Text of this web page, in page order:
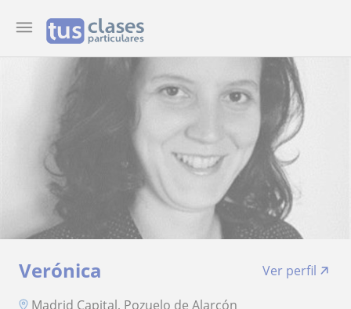
Verónica
Ver perfil
Madrid Capital, Pozuelo de Alarcón